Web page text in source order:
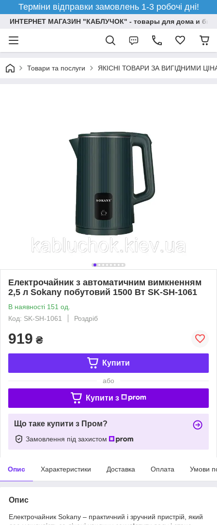
Терміни відправки замовлень 1-3 робочі дні!
ИНТЕРНЕТ МАГАЗИН "КАБЛУЧОК" - товары для дома и
Товари та послуги ЯКІСНІ ТОВАРИ ЗА ВИГІДНИМИ
Електрочайник з автоматичним вимкненням
2,5 л Sokany побутовий 1500 Вт SK-SH-1061
В наявності 151 од.
Код: SK-SH-1061
Роздріб
919 ₴
Купити
або
Купити з
Що таке купити з Пром?
Замовлення під захистом
Опис Характеристики Доставка Оплата Умови
Опис
Електрочайник Sokany – практичний і зручний пристрій, який